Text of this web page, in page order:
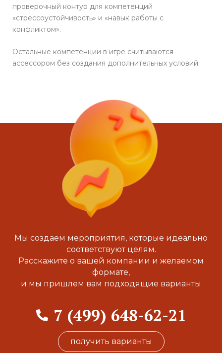
проверочный контур для компетенций
«стрессоустойчивость» и «навык работы с
конфликтом».
Остальные компетенции в игре считываются
ассессором без создания дополнительных условий.
Мы создаем мероприятия, которые идеально
соответствуют целям.
Расскажите о вашей компании и желаемом
формате,
и мы пришлем вам подходящие варианты
7 (499) 648-62-21
получить варианты